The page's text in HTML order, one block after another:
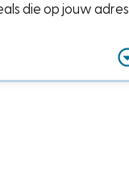
die op jouw adres